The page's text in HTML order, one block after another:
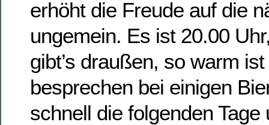
erhöht die Freude auf die
ungemein. Es ist 20.00
gibt’s draußen, so warm
besprechen bei einigen
schnell die folgenden Tage